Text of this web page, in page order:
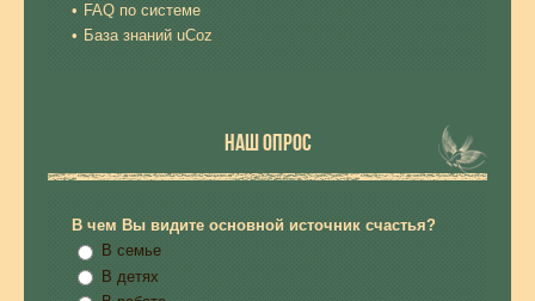
FAQ по системе
База знаний uCoz
НАШ ОПРОС
В чем Вы видите основной источник счастья?
В семье
В детях